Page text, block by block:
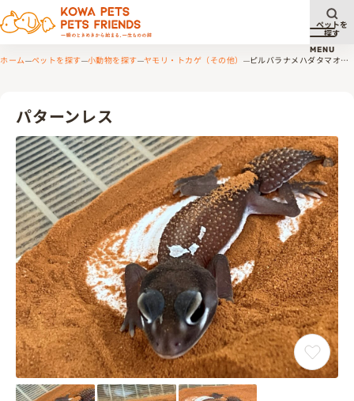
メニ
MENU
ペットを
探す
ホーム ペットを探す 小動物を探す ヤモリ・トカゲ（その他）
ピルバラナメハダタマオヤ
パターンレス